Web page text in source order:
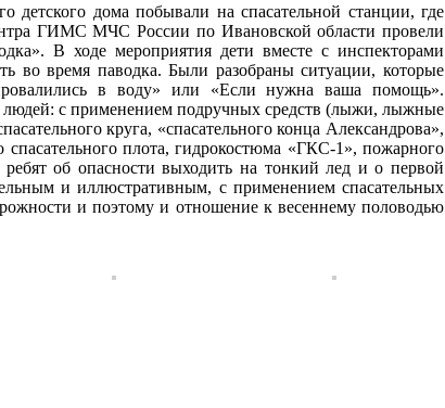
дома побывали на спасательной станции, где
ГИМС МЧС России по Ивановской области провели
В ходе мероприятия дети вместе с инспекторами
во время паводка. Были разобраны ситуации, которые
в воду» или «Если нужна ваша помощь».
с применением подручных средств (лыжи, лыжные
круга, «спасательного конца Александрова»,
плота, гидрокостюма «ГКС-1», пожарного
об опасности выходить на тонкий лед и о первой
и иллюстративным, с применением спасательных
и поэтому и отношение к весеннему половодью